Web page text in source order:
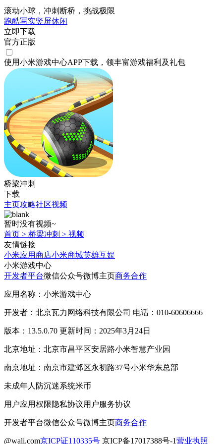
滚动小球，冲刺断桥，挑战极限
跑酷写实竖屏休闲
立即下载
官方正版
使用小米游戏中心APP下载 ，领丰富游戏福利 及礼包
桥梁冲刺
下载
主页攻略社区视频
暂时没有视频~
首页 > 桥梁冲刺 > 视频
友情链接
小米应用商店小米商城英雄互娱
小米游戏中心
开发者平台微信公众号微博主页商务合作
应用名称：小米游戏中心
开发者：北京瓦力网络科技有限公司 电话：010-60606666
版本：13.5.0.70 更新时间：2025年3月24日
北京地址：北京市昌平区安居路小米智慧产业园
南京地址：南京市建邺区永初路37号小米华东总部
未成年人防沉迷系统米币
用户应用权限隐私协议用户服务协议
开发者平台微信公众号微博主页商务合作
@wali.com京ICP证110335号 京ICP备17017388号-1营业执照